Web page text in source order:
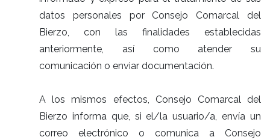
datos personales por Consejo Comarcal del
Bierzo, con las finalidades establecidas
anteriormente, así como atender su
comunicación o enviar documentación.
A los mismos efectos, Consejo Comarcal del
Bierzo informa que, si el/la usuario/a, envía un
correo electrónico o comunica a Consejo